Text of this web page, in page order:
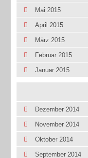
Mai 2015
April 2015
März 2015
Februar 2015
Januar 2015
Dezember 2014
November 2014
Oktober 2014
September 2014